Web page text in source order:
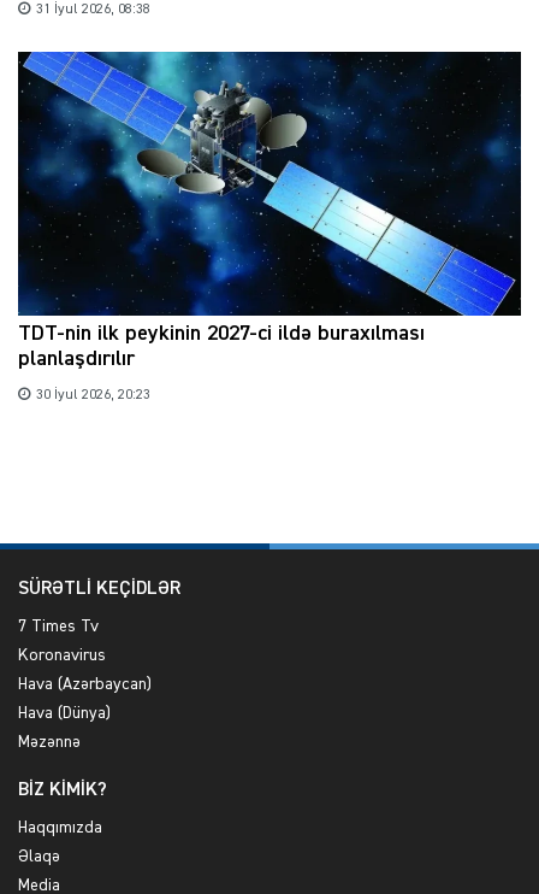
31 İyul 2026, 08:38
TDT-nin ilk peykinin 2027-ci ildə buraxılması
planlaşdırılır
30 İyul 2026, 20:23
SÜRƏTLİ KEÇİDLƏR
7 Times Tv
Koronavirus
Hava (Azərbaycan)
Hava (Dünya)
Məzənnə
BİZ KİMİK?
Haqqımızda
Əlaqə
Media